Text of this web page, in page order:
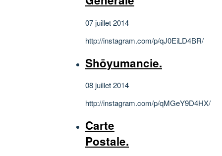
07 juillet 2014
http://instagram.com/p/qJ0EiLD4BR/
Shōyumancie.
08 juillet 2014
http://instagram.com/p/qMGeY9D4HX/
Carte
Postale.